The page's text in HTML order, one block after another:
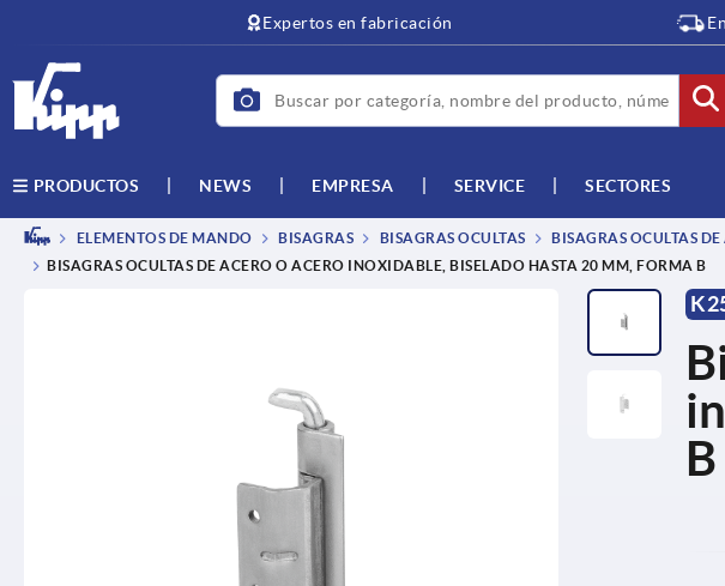
Expertos en fabricación
PRODUCTOS NEWS EMPRESA SERVICE SECTORES
ELEMENTOS DE MANDO BISAGRAS BISAGRAS OCULTAS
BISAGRAS OCULTAS
BISAGRAS OCULTAS DE ACERO O ACERO INOXIDABLE, BISELADO HASTA 20 MM, FORMA B
B